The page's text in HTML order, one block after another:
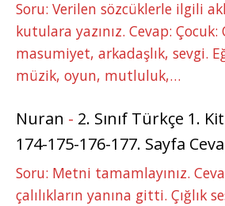
Soru: Verilen sözcüklerle ilgili
kutulara yazınız. Cevap: Çocuk:
masumiyet, arkadaşlık, sevgi.
müzik, oyun, mutluluk,…
Nuran - 2. Sınıf Türkçe 1.
174-175-176-177. Sayfa
Soru: Metni tamamlayınız.
çalılıkların yanına gitti. Çığlık